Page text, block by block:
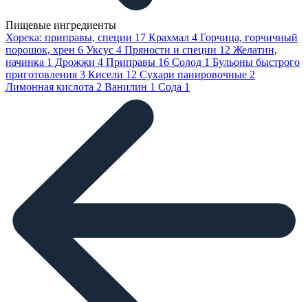
Пищевые ингредиенты
Хорека: приправы, специи 17 Крахмал 4 Горчица, горчичный
порошок, хрен 6 Уксус 4 Пряности и специи 12 Желатин,
начинка 1 Дрожжи 4 Приправы 16 Солод 1 Бульоны быстрого
приготовления 3 Кисели 12 Сухари панировочные 2
Лимонная кислота 2 Ванилин 1 Сода 1